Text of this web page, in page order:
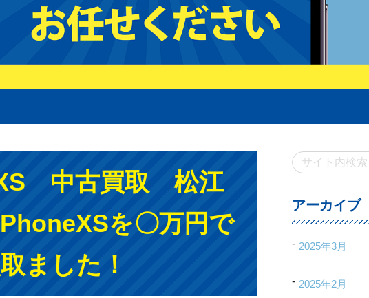
中古買取 松江
を〇万円で
ました！
アーカイブ
2025年3月
2025年2月